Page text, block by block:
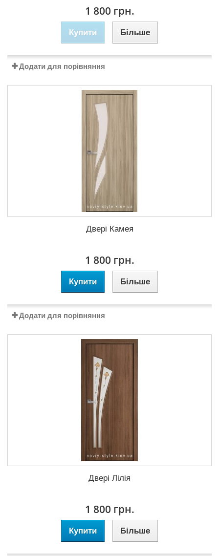
1 800 грн.
Купити Більше
Додати для порівняння
Двері Камея
1 800 грн.
Купити Більше
Додати для порівняння
Двері Лілія
1 800 грн.
Купити Більше